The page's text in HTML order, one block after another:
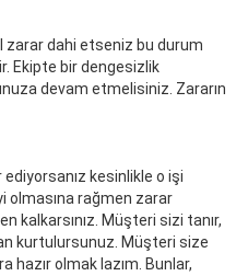
zarar dahi etseniz bu durum
Ekipte bir dengesizlik
devam etmelisiniz. Zararın
kesinlikle o işi
olmasına rağmen zarar
kalkarsınız. Müşteri sizi tanır,
kurtulursunuz. Müşteri size
hazır olmak lazım. Bunlar,